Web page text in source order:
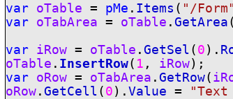
var oTable = pMe . Items ( "/Form"
var oTabArea = oTable . GetArea (
var iRow = oTable . GetSel ( 0 ).
oTable . InsertRow( 1 , iRow);
var oRow = oTabArea . GetRow(
oRow . GetCell ( 0 ).Value = "Text